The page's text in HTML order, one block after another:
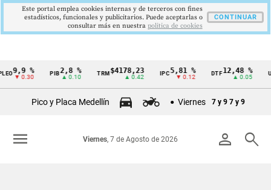
Cintillo
Colombia
9,9 %
▼ 0.30
PIB2,8 %
▲ 0.10
TRM$4178,23
▲ 0.42
IPC5,81 %
▼ 0.12
DTF12,48 %
▲ 0.05
Pico y Placa Medellín Viernes 7 y 9 7 y 9
person search
Viernes, 7 de Agosto de 2026
menu
Este portal emplea cookies internas y de terceros con fines
estadísticos, funcionales y publicitarios. Puede aceptarlas o
consultar más en nuestra politica de cookies
CONTINUAR